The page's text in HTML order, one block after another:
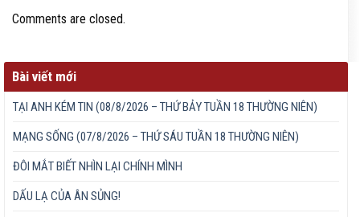
Comments are closed.
Bài viết mới
TẠI ANH KÉM TIN (08/8/2026 – THỨ BẢY TUẦN 18 THƯỜNG NIÊN)
MẠNG SỐNG (07/8/2026 – THỨ SÁU TUẦN 18 THƯỜNG NIÊN)
ĐÔI MẮT BIẾT NHÌN LẠI CHÍNH MÌNH
DẤU LẠ CỦA ÂN SỦNG!